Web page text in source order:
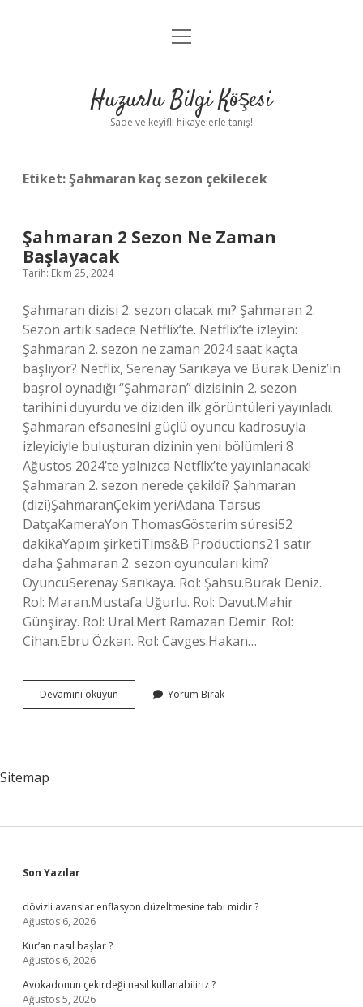
Anasayfa
Yasal Uyarı
menüyü
Huzurlu Bilgi Köşesi
Sade ve keyifli hikayelerle tanış!
Etiket:Şahmaran kaç sezon çekilecek
Şahmaran 2 Sezon Ne Zaman
Başlayacak
Tarih: Ekim 25, 2024
Şahmaran dizisi 2. sezon olacak mı? Şahmaran 2.
Sezon artık sadece Netflix’te. Netflix’te izleyin:
Şahmaran 2. sezon ne zaman 2024 saat kaçta
başlıyor? Netflix, Serenay Sarıkaya ve Burak Deniz’in
başrol oynadığı “Şahmaran” dizisinin 2. sezon
tarihini duyurdu ve diziden ilk görüntüleri yayınladı.
Şahmaran efsanesini güçlü oyuncu kadrosuyla
izleyiciyle buluşturan dizinin yeni bölümleri 8
Ağustos 2024’te yalnızca Netflix’te yayınlanacak!
Şahmaran 2. sezon nerede çekildi? Şahmaran
(dizi)ŞahmaranÇekim yeriAdana Tarsus
DatçaKameraYon ThomasGösterim süresi52
dakikaYapım şirketiTims&B Productions21 satır
daha Şahmaran 2. sezon oyuncuları kim?
OyuncuSerenay Sarıkaya. Rol: Şahsu.Burak Deniz.
Rol: Maran.Mustafa Uğurlu. Rol: Davut.Mahir
Günşiray. Rol: Ural.Mert Ramazan Demir. Rol:
Cihan.Ebru Özkan. Rol: Cavges.Hakan…
Devamını okuyun Şahmaran
2
Yorum Bırak
Sitemap
Sidebar
Son Yazılar
dövizli avanslar enflasyon düzeltmesine tabi midir ?
Ağustos 6, 2026
Kur’an nasıl başlar ?
Ağustos 6, 2026
Avokadonun çekirdeği nasıl kullanabiliriz ?
Ağustos 5, 2026